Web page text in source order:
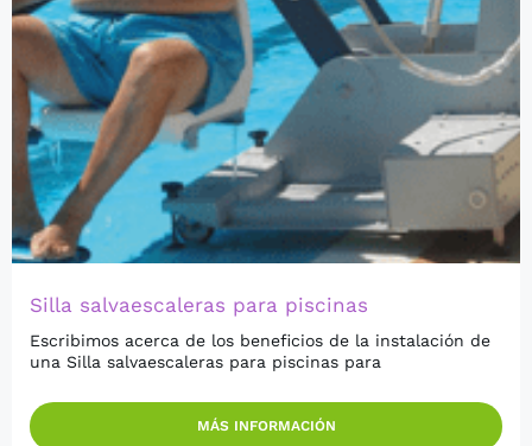
Silla salvaescaleras para piscinas
Escribimos acerca de los beneficios de la instalación de
una Silla salvaescaleras para piscinas para
MÁS INFORMACIÓN